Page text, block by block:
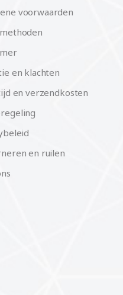
voorwaarden
en klachten
en verzendkosten
en ruilen